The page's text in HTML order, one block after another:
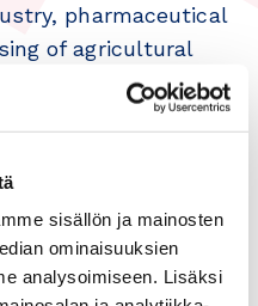
sisällön ja mainosten
ominaisuuksien
analysoimiseen. Lisäksi
pharmaceutical
of agricultural
industry offer
Finnish companies in
ministries
Ministry of
Ministry of